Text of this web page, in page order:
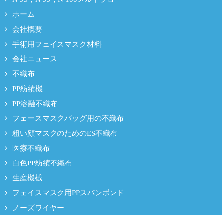
ホーム
会社概要
手術用フェイスマスク材料
会社ニュース
不織布
PP紡績機
PP溶融不織布
フェースマスクバッグ用の不織布
粗い顔マスクのためのES不織布
医療不織布
白色PP紡績不織布
生産機械
フェイスマスク用PPスパンボンド
ノーズワイヤー